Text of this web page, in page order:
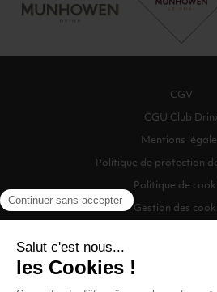
CGV
CGU Club
Mentions
Politique de protection
Politique de
Gestion des
©2026 Munhowen Drinx /